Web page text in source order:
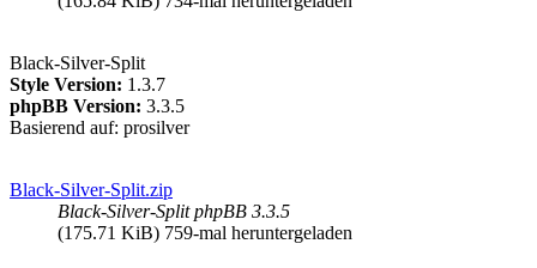
Black-Silver-Split
Style Version: 1.3.7
phpBB Version: 3.3.5
Basierend auf: prosilver
Black-Silver-Split.zip
Black-Silver-Split phpBB 3.3.5
(175.71 KiB) 759-mal heruntergeladen